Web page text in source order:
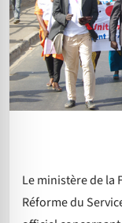
Le ministère de la
Réforme du